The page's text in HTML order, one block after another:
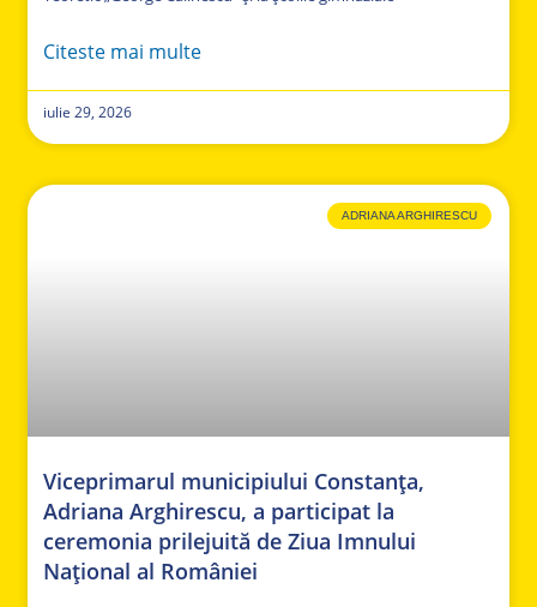
Citeste mai multe
iulie 29, 2026
ADRIANA ARGHIRESCU
Viceprimarul municipiului Constanța,
Adriana Arghirescu, a participat la
ceremonia prilejuită de Ziua Imnului
Național al României